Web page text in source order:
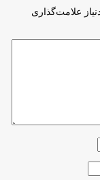
علامت‌گذاری